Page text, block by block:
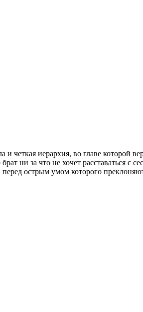
четкая иерархия, во главе которой
ни за что не хочет расставаться с
острым умом которого